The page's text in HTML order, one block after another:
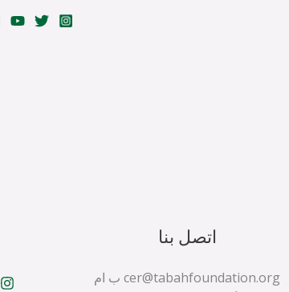
اتصل بنا
cer@tabahfoundation.org ب ام